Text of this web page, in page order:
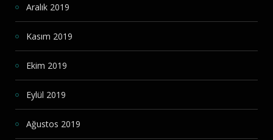
Aralık 2019
Kasım 2019
Ekim 2019
Eylül 2019
Ağustos 2019